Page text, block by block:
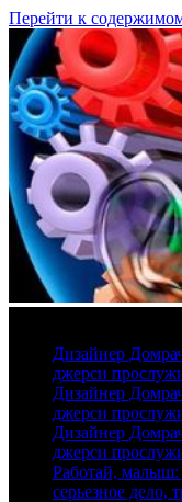
Перейти к
Дизайнер
джерси
Дизайнер
джерси
Дизайнер
джерси
Работай, малыш:
серьезное дело,